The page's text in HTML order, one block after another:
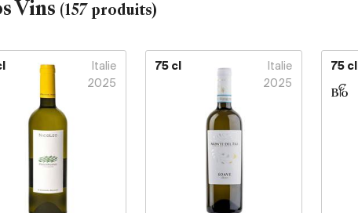
Vins (157 produits)
Italie
2025
75 cl
Italie
2025
75 cl